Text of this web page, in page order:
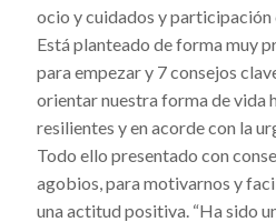
ocio y cuidados y
Está planteado de forma muy
para empezar y 7 consejos
orientar nuestra forma de vida
resilientes y en acorde con la
Todo ello presentado con
agobios, para motivarnos y
una actitud positiva. “Ha sido